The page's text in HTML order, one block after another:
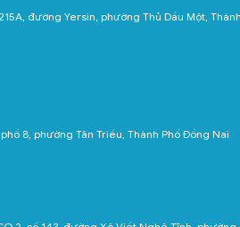
đường Yersin, phường Thủ Dầu Một,
8, phường Tân Triều, Thành Phố Đồng Nai